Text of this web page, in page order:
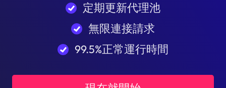
定期更新代理池
無限連接請求
99.5%正常運行時間